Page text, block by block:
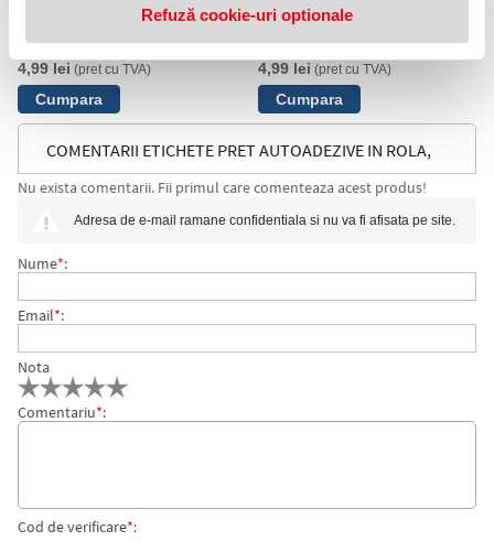
Refuză cookie-uri optionale
Etichete pret autoadezive in rola,
26 x 12 mm, verde 1500
etichete/rola
4,99 lei (pret cu TVA)
Etichete pret autoadezive in
rola, 26 x 16 mm, portocaliu,
1000 etichete/rola
4,99 lei (pret cu TVA)
COMENTARII ETICHETE PRET AUTOADEZIVE IN ROLA,
26 X 12 MM, ALB, 1500 ETICHETE/ROLA
Nu exista comentarii. Fii primul care comenteaza acest produs!
Adresa de e-mail ramane confidentiala si nu va fi afisata pe site.
Nume*:
Email*:
Nota
Comentariu*:
Cod de verificare*: